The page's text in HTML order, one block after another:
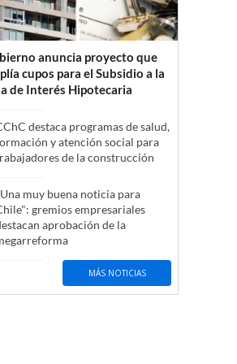
anuncia proyecto que
cupos para el Subsidio a la
de Interés Hipotecaria
destaca programas de salud,
y atención social para
de la construcción
muy buena noticia para
gremios empresariales
aprobación de la
MÁS NOTICIAS